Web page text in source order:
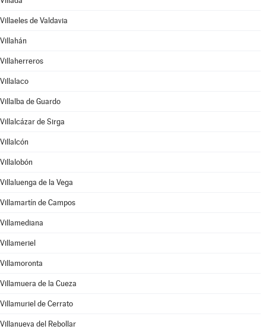
Villaeles de Valdavia
Villahán
Villaherreros
Villalaco
Villalba de Guardo
Villalcázar de Sirga
Villalcón
Villalobón
Villaluenga de la Vega
Villamartín de Campos
Villamediana
Villameriel
Villamoronta
Villamuera de la Cueza
Villamuriel de Cerrato
Villanueva del Rebollar